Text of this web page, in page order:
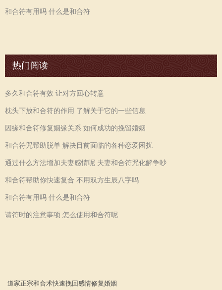
和合符有用吗 什么是和合符
热门阅读
多久和合符有效 让对方回心转意
枕头下放和合符的作用 了解关于它的一些信息
因缘和合符修复姻缘关系 如何成功的挽留婚姻
和合符咒帮助脱单 解决目前面临的各种恋爱困扰
通过什么方法增加夫妻感情呢 夫妻和合符咒化解争吵
和合符帮助你快速复合 不用双方生辰八字吗
和合符有用吗 什么是和合符
请符时的注意事项 怎么使用和合符呢
道家正宗和合术快速挽回感情修复婚姻